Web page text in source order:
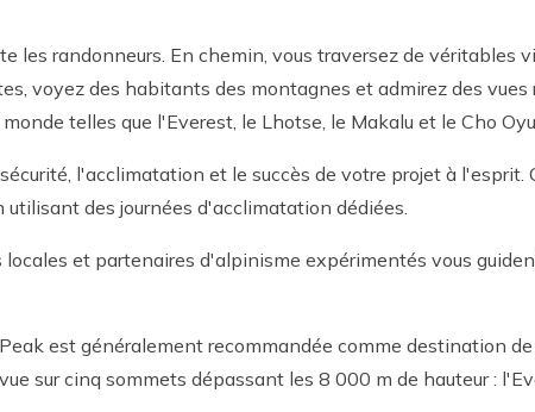
les randonneurs. En chemin, vous traversez de véritables
voyez des habitants des montagnes et admirez des vues
telles que l'Everest, le Lhotse, le Makalu et le Cho
l'acclimatation et le succès de votre projet à l'esprit.
des journées d'acclimatation dédiées.
locales et partenaires d'alpinisme expérimentés vous
est généralement recommandée comme destination
sur cinq sommets dépassant les 8 000 m de hauteur :